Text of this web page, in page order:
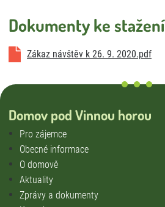
Dokumenty ke stažení
Zákaz návštěv k 26. 9. 2020.pdf
Domov pod Vinnou horou
Pro zájemce
Obecné informace
O domově
Aktuality
Zprávy a dokumenty